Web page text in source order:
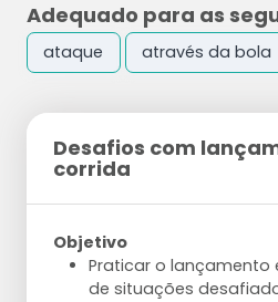
Adequado para as
ataque através da bola
Desafios com
corrida
Objetivo
Praticar o lançamento
de situações